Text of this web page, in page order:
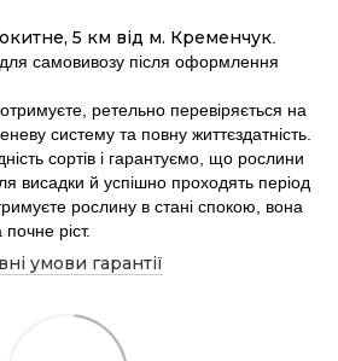
5 км від м. Кременчук
самовивозу після оформлення
ретельно перевіряється на
систему та повну життєздатність.
сортів і гарантуємо, що рослини
висадки й успішно проходять період
рослину в стані спокою, вона
ріст.
умови гарантії